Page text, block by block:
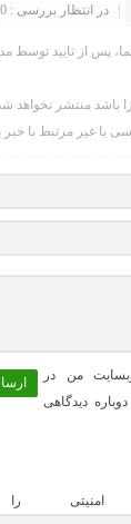
در انتظار بررسی : 0
پس از تایید توسط
باشد منتشر نخواهد
یا غیر مرتبط با
من در
دیدگاهی
امنیتی